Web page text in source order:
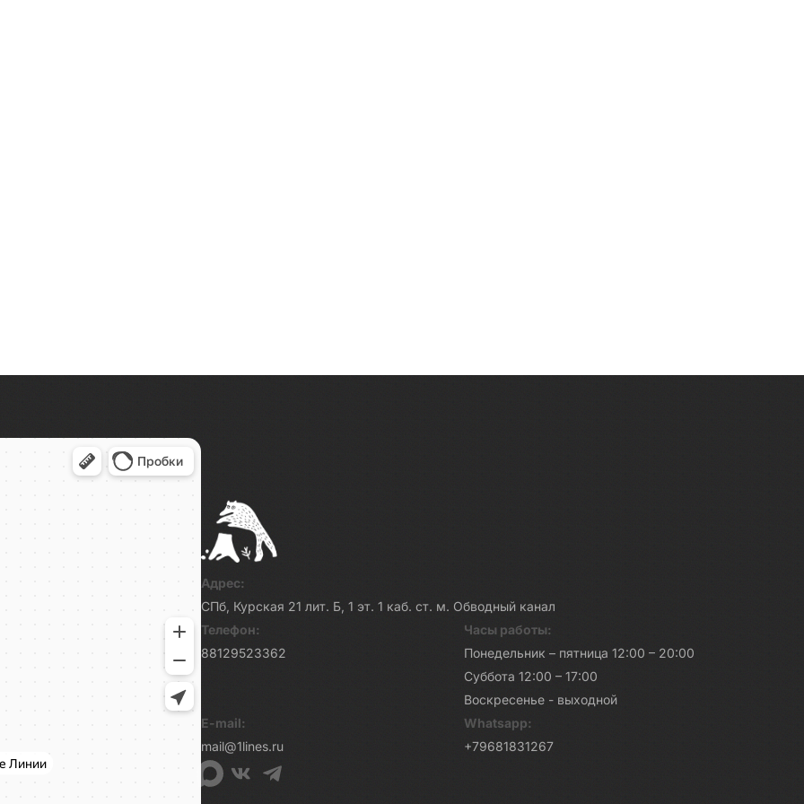
Адрес:
СПб, Курская 21 лит. Б, 1 эт. 1 каб. ст. м. Обводный канал
Телефон:
88129523362
Часы работы:
Понедельник – пятница 12:00 – 20:00
Суббота 12:00 – 17:00
Воскресенье - выходной
E-mail:
mail@1lines.ru
Whatsapp:
+79681831267